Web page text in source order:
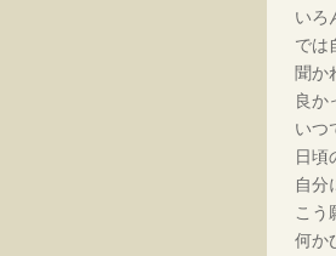
いろ
では
聞か
良か
いつ
日頃
自分
こう
何か